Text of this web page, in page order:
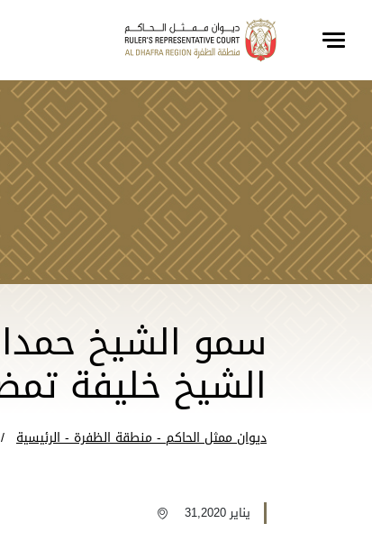
سمو الشيخ
الشيخ خليفة
ديوان ممثل الحاكم - منطقة الظفرة - الرئيسية
يناير 31,2020